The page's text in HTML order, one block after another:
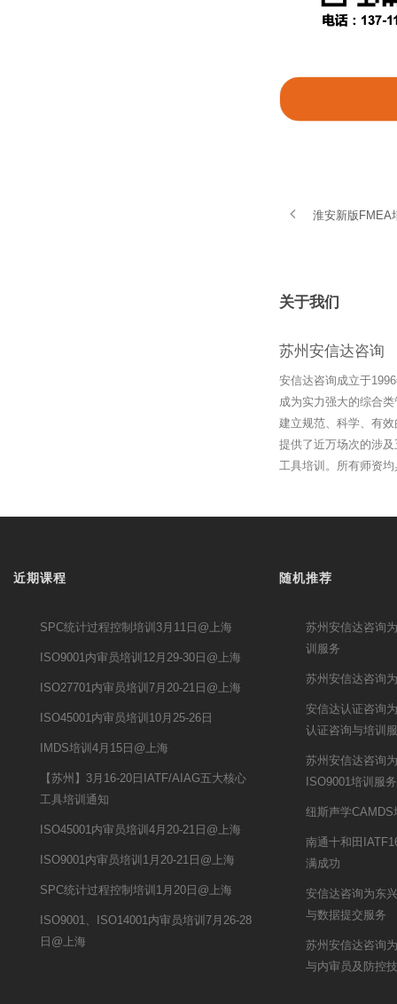
淮安新版FMEA
关于我们
苏州安信达咨询
安信达咨询成立于
成为实力强大的综合
建立规范、科学、有
提供了近万场次的涉
工具培训。所有师资
近期课程
SPC统计过程控制培训3月11日@上海
ISO9001内审员培训12月29-30日@上海
ISO27701内审员培训7月20-21日@上海
ISO45001内审员培训10月25-26日
IMDS培训4月15日@上海
【苏州】3月16-20日IATF/AIAG五大核心
工具培训通知
ISO45001内审员培训4月20-21日@上海
ISO9001内审员培训1月20-21日@上海
SPC统计过程控制培训1月20日@上海
ISO9001、ISO14001内审员培训7月26-28
日@上海
随机推荐
苏州安信达咨询
训服务
苏州安信达咨询
安信达认证咨询
认证咨询与培训
苏州安信达咨询
ISO9001培训服务
纽斯声学CAMDS
南通十和田
满成功
安信达咨询为东
与数据提交服务
苏州安信达咨询
与内审员及防控